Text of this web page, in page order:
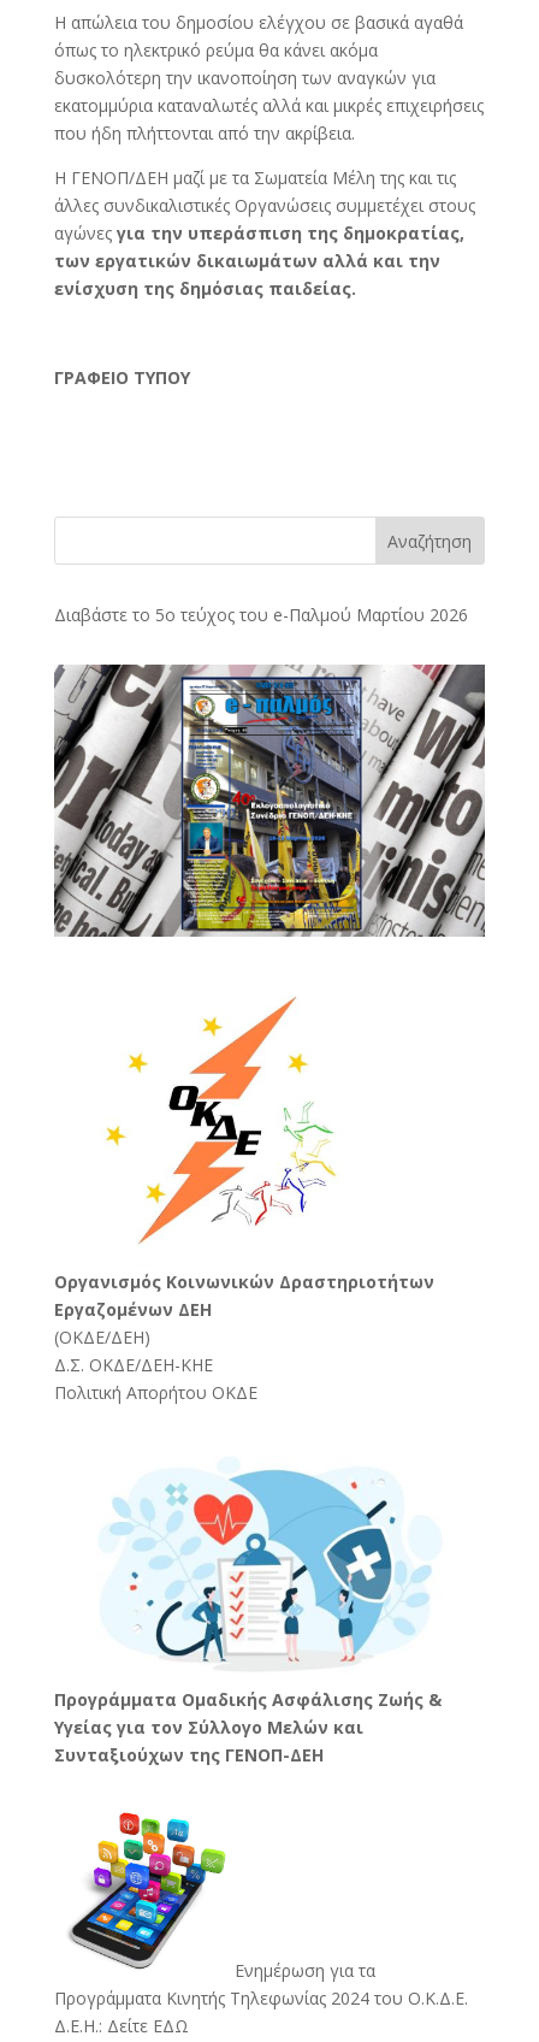
Η απώλεια του δημοσίου ελέγχου σε βασικά αγαθά
όπως το ηλεκτρικό ρεύμα θα κάνει ακόμα
δυσκολότερη την ικανοποίηση των αναγκών για
εκατομμύρια καταναλωτές αλλά και μικρές επιχειρήσεις
που ήδη πλήττονται από την ακρίβεια.
Η ΓΕΝΟΠ/ΔΕΗ μαζί με τα Σωματεία Μέλη της και τις
άλλες συνδικαλιστικές Οργανώσεις συμμετέχει στους
αγώνες για την υπεράσπιση της δημοκρατίας,
των εργατικών δικαιωμάτων αλλά και την
ενίσχυση της δημόσιας παιδείας.
ΓΡΑΦΕΙΟ ΤΥΠΟΥ
Αναζήτηση
Διαβάστε το 5ο τεύχος του e-Παλμού Μαρτίου 2026
Oργανισμός Κοινωνικών Δραστηριοτήτων
Εργαζομένων ΔΕΗ
(ΟΚΔΕ/ΔΕΗ)
Δ.Σ. ΟΚΔΕ/ΔΕΗ-ΚΗΕ
Πολιτική Απορήτου ΟΚΔΕ
Προγράμματα Ομαδικής Ασφάλισης Ζωής &
Υγείας για τον Σύλλογο Μελών και
Συνταξιούχων της ΓΕΝΟΠ-ΔΕΗ
Ενημέρωση για τα
Προγράμματα Κινητής Τηλεφωνίας 2024 του Ο.Κ.Δ.Ε.
Δ.Ε.Η.: Δείτε ΕΔΩ